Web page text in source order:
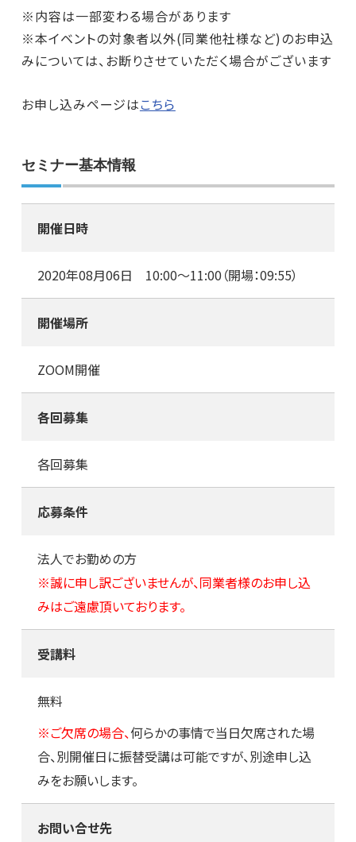
※内容は一部変わる場合があります
※本イベントの対象者以外(同業他社様など)のお申込
みについては、お断りさせていただく場合がございます
お申し込みページはこちら
セミナー基本情報
開催日時
2020年08月06日 10:00～11:00（開場：09:55）
開催場所
ZOOM開催
各回募集
各回募集
応募条件
法人でお勤めの方
※誠に申し訳ございませんが、同業者様のお申し込
みはご遠慮頂いております。
受講料
無料
※ご欠席の場合、何らかの事情で当日欠席された場
合、別開催日に振替受講は可能ですが、別途申し込
みをお願いします。
お問い合せ先